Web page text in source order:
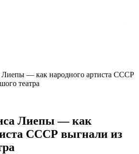
— как народного артиста СССР
театра
Лиепы — как
СССР выгнали из